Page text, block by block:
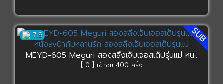
7.9 SUB
MEYD-605 Meguri สองสลึงเจ็บเจอสเต็ปรุ่นแม่ หน..
[ 0 ] เข้าชม 400 ครั้ง